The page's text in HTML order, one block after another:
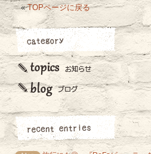
«TOPページに戻る